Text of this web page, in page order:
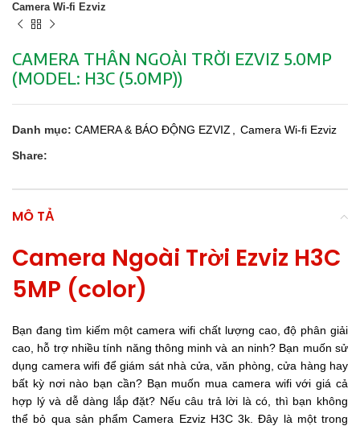
Camera Wi-fi Ezviz
CAMERA THÂN NGOÀI TRỜI EZVIZ 5.0MP
(MODEL: H3C (5.0MP))
Danh mục: CAMERA & BÁO ĐỘNG EZVIZ
Camera Wi-fi Ezviz
Share:
MÔ TẢ
Camera Ngoài Trời Ezviz H3C
5MP (color)
Bạn đang tìm kiếm một camera wifi chất lượng cao, độ phân giải
cao, hỗ trợ nhiều tính năng thông minh và an ninh? Bạn muốn sử
dụng camera wifi để giám sát nhà cửa, văn phòng, cửa hàng hay
bất kỳ nơi nào bạn cần? Bạn muốn mua camera wifi với giá cả
hợp lý và dễ dàng lắp đặt? Nếu câu trả lời là có, thì bạn không
thể bỏ qua sản phẩm Camera Ezviz H3C 3k. Đây là một trong